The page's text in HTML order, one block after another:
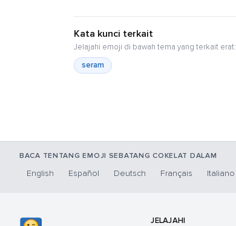
Kata kunci terkait
Jelajahi emoji di bawah tema yang terkait erat:
seram
BACA TENTANG EMOJI SEBATANG COKELAT DALAM
English Español Deutsch Français Italiano
JELAJAHI